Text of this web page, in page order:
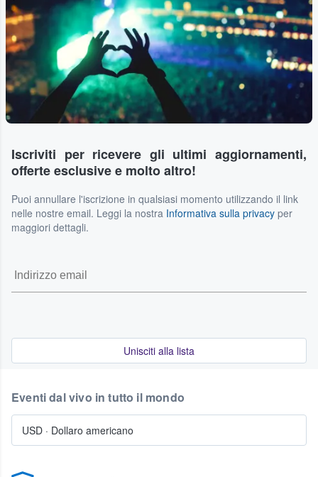
Iscriviti per ricevere gli ultimi aggiornamenti,
offerte esclusive e molto altro!
Puoi annullare l'iscrizione in qualsiasi momento utilizzando il link
nelle nostre email. Leggi la nostra Informativa sulla privacy per
maggiori dettagli.
Unisciti alla lista
Eventi dal vivo in tutto il mondo
USD · Dollaro americano